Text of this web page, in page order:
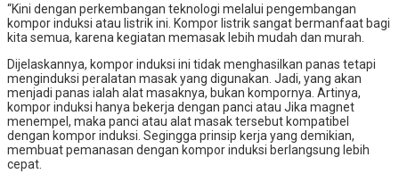
“Kini dengan perkembangan teknologi melalui pengembangan
kompor induksi atau listrik ini. Kompor listrik sangat bermanfaat bagi
kita semua, karena kegiatan memasak lebih mudah dan murah.
Dijelaskannya, kompor induksi ini tidak menghasilkan panas tetapi
menginduksi peralatan masak yang digunakan. Jadi, yang akan
menjadi panas ialah alat masaknya, bukan kompornya. Artinya,
kompor induksi hanya bekerja dengan panci atau Jika magnet
menempel, maka panci atau alat masak tersebut kompatibel
dengan kompor induksi. Segingga prinsip kerja yang demikian,
membuat pemanasan dengan kompor induksi berlangsung lebih
cepat.